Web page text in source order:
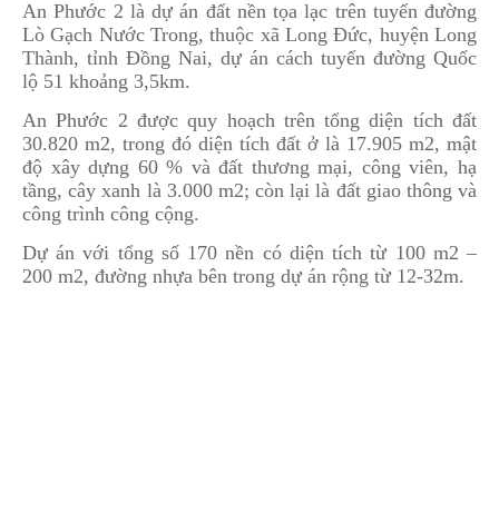
An Phước 2 là dự án đất nền tọa lạc trên tuyến đường
Lò Gạch Nước Trong, thuộc xã Long Đức, huyện Long
Thành, tỉnh Đồng Nai, dự án cách tuyến đường Quốc
lộ 51 khoảng 3,5km.
An Phước 2 được quy hoạch trên tổng diện tích đất
30.820 m2, trong đó diện tích đất ở là 17.905 m2, mật
độ xây dựng 60 % và đất thương mại, công viên, hạ
tầng, cây xanh là 3.000 m2; còn lại là đất giao thông và
công trình công cộng.
Dự án với tổng số 170 nền có diện tích từ 100 m2 –
200 m2, đường nhựa bên trong dự án rộng từ 12-32m.